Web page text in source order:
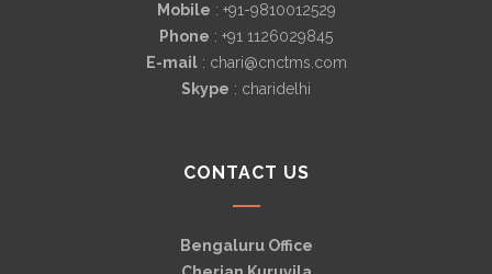
Mobile : +91-9810012529
Phone : +91 1126029845
E-mail: chari@cnctms.com
Skype : charidelhi
CONTACT US
Bengaluru Office